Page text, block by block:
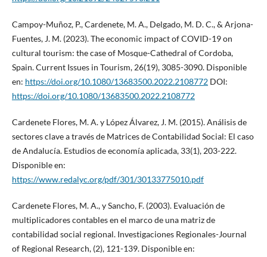
Campoy-Muñoz, P., Cardenete, M. A., Delgado, M. D. C., & Arjona-
Fuentes, J. M. (2023). The economic impact of COVID-19 on
cultural tourism: the case of Mosque-Cathedral of Cordoba,
Spain. Current Issues in Tourism, 26(19), 3085-3090. Disponible
en: https://doi.org/10.1080/13683500.2022.2108772DOI:
https://doi.org/10.1080/13683500.2022.2108772
Cardenete Flores, M. A. y López Álvarez, J. M. (2015). Análisis de
sectores clave a través de Matrices de Contabilidad Social: El caso
de Andalucía. Estudios de economía aplicada, 33(1), 203-222.
Disponible en:
https://www.redalyc.org/pdf/301/30133775010.pdf
Cardenete Flores, M. A., y Sancho, F. (2003). Evaluación de
multiplicadores contables en el marco de una matriz de
contabilidad social regional. Investigaciones Regionales-Journal
of Regional Research, (2), 121-139. Disponible en: